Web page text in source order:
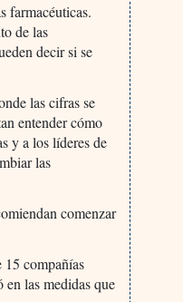
farmacéuticas.
de las
decir si se
las cifras se
entender cómo
y a los líderes de
las
comenzar
15 compañías
en las medidas que